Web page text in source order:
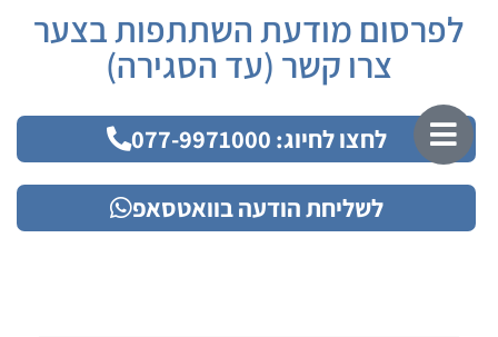
לפרסום מודעת השתתפות בצער
צרו קשר (עד הסגירה)
לחצו לחיוג: 077-9971000
לשליחת הודעה בוואטסאפ